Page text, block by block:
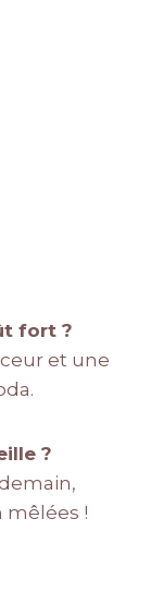
fort ?
et une
?
mêlées !